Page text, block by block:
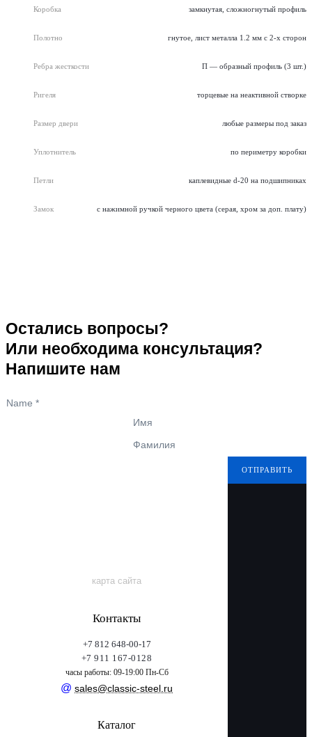
замкнутая, сложногнутый профиль
Коробка
гнутое, лист металла 1.2 мм с 2-х сторон
Полотно
П — образный профиль (3 шт.)
Ребра жесткости
торцевые на неактивной створке
Ригеля
любые размеры под заказ
Размер двери
по периметру коробки
Уплотнитель
каплевидные d-20 на подшипниках
Петли
с нажимной ручкой черного цвета (серая, хром за доп. плату)
Замок
Остались вопросы?
Или необходима консультация?
Напишите нам
Name *
Имя
Фамилия
ОТПРАВИТЬ
карта сайта
Контакты
+7 812 648-00-17
+7 911 167-0128
часы работы: 09-19:00 Пн-Сб
@ sales@classic-steel.ru
Каталог